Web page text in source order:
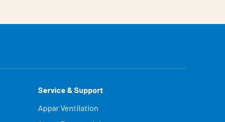
Service & Support
Appar Ventilation